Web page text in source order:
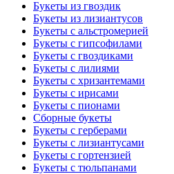
Букеты из гвоздик
Букеты из лизиантусов
Букеты с альстромерией
Букеты с гипсофилами
Букеты с гвоздиками
Букеты с лилиями
Букеты с хризантемами
Букеты с ирисами
Букеты с пионами
Сборные букеты
Букеты с герберами
Букеты с лизиантусами
Букеты с гортензией
Букеты с тюльпанами